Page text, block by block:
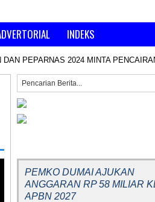
INDEKS
PEPARNAS 2024 MINTA
PEMKO DUMAI AJUKAN
ANGGARAN RP 58 MILIAR
APBN 2027